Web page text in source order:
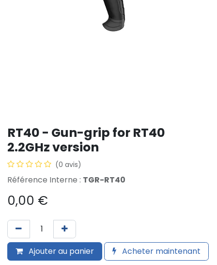
RT40 - Gun-grip for RT40
2.2GHz version
(0 avis)
Référence Interne : TGR-RT40
0,00 €
Ajouter au panier Acheter maintenant